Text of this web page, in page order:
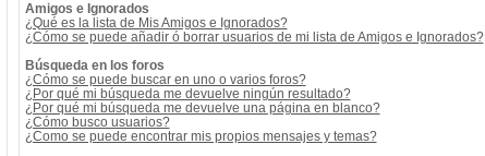
Amigos e Ignorados
¿Qué es la lista de Mis Amigos e Ignorados?
¿Cómo se puede añadir ó borrar usuarios de mi lista de Amigos e Ignorados?
Búsqueda en los foros
¿Cómo se puede buscar en uno o varios foros?
¿Por qué mi búsqueda me devuelve ningún resultado?
¿Por qué mi búsqueda me devuelve una página en blanco?
¿Cómo busco usuarios?
¿Como se puede encontrar mis propios mensajes y temas?